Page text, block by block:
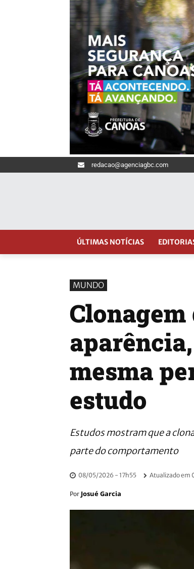
redacao@agenciagbc.com
ÚLTIMAS NOTÍCIAS
MUNDO
mesma
estudo
Estudos mostram que a
parte do comportamento
08/05/2026 - 17h55 Atualizado em
Por Josué Garcia